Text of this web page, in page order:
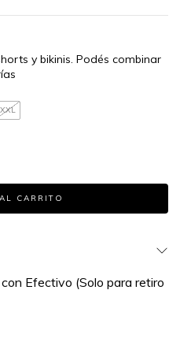
XXL
Efectivo (Solo para retiro